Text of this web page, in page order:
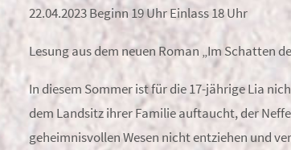
22.04.2023 Beginn 19 Uhr Einlass 18 Uhr
Lesung aus dem neuen Roman „Im Schatten
In diesem Sommer ist für die 17-jährige Lia
dem Landsitz ihrer Familie auftaucht, der
geheimnisvollen Wesen nicht entziehen und